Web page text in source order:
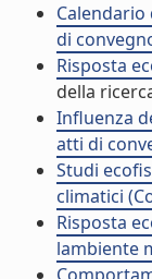
di
Risposta
della
Influenza
atti di
Studi
climatici
Risposta